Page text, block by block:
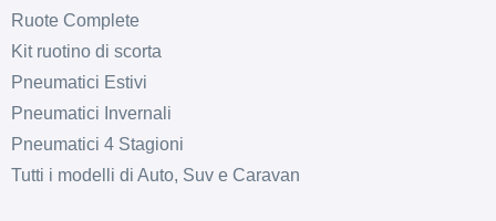
Ruote Complete
Kit ruotino di scorta
Pneumatici Estivi
Pneumatici Invernali
Pneumatici 4 Stagioni
Tutti i modelli di Auto, Suv e Caravan